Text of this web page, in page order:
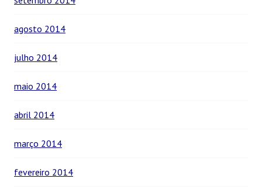
agosto 2014
julho 2014
maio 2014
abril 2014
março 2014
fevereiro 2014